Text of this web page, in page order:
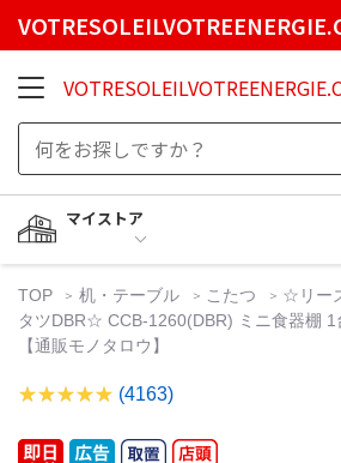
マイストア
TOP 机・テーブル こたつ
☆リー
タツDBR☆ CCB-1260(DBR) ミニ食器棚 1
【通販モノタロウ】
(4163)